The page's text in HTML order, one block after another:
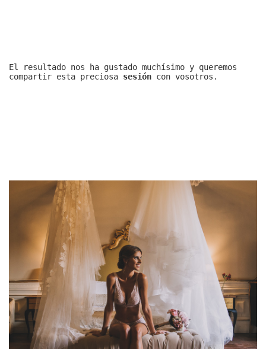
El resultado nos ha gustado muchísimo y queremos
compartir esta preciosa sesión con vosotros.